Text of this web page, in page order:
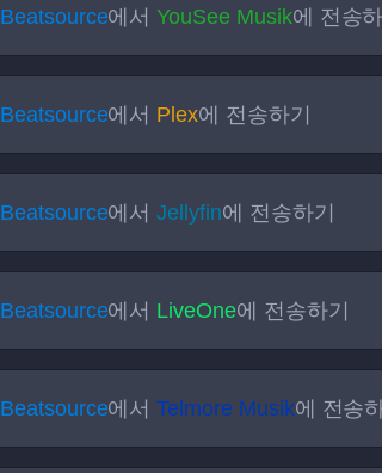
Beatsource에서YouSee Musik에 전송하
Beatsource에서 Plex에 전송하기
Beatsource에서Jellyfin에 전송하기
Beatsource에서 LiveOne에 전송하기
Beatsource에서Telmore Musik에 전송